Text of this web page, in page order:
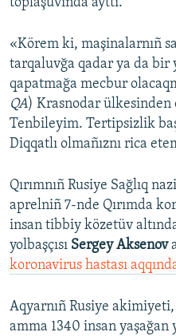
toplaşuvında ayttı.
«Körem ki, maşinalarnıñ
tarqaluvğa qadar ya da bir
qapatmağa mecbur
QA) Krasnodar
Tenbileyim. Tertipsizlik
Diqqatlı olmañıznı rica
Qırımnıñ Rusiye Sağlıq
aprelniñ 7-nde Qırımda
insan tibbiy közetüv
yolbaşçısı Sergey Aksenov
koronavirus hastası
Aqyarnıñ Rusiye
amma 1340 insan